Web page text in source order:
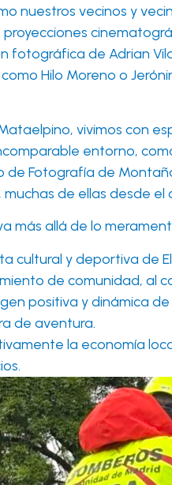
nuestros vecinos y
proyecciones
fotográfica de Adrian
Hilo Moreno o
vivimos con
entorno,
de Fotografía de
de ellas desde el
más allá de lo
cultural y deportiva de
de comunidad, al
positiva y dinámica
de aventura.
la economía